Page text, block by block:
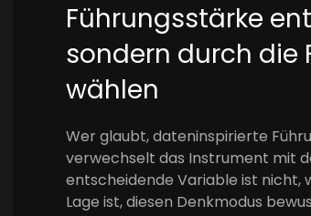
Führungsstärke
sondern durch die
wählen
Wer glaubt, dateninspirierte
verwechselt das Instrument mit
entscheidende Variable ist nicht,
Lage ist, diesen Denkmodus